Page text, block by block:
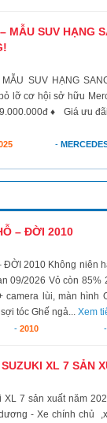
MẪU SUV HẠNG
SUV HẠNG
lỡ cơ hội sở hữu
♦ Giá ưu
-
– ĐỜI 2010
ĐỜI 2010 Không niên
09/2026 Vỏ còn 85%
camera lùi, màn hình
tóc Ghế ngả...Xem
- 2010
XL 7 SẢN
XL 7 sản xuất năm
- Xe chính chủ